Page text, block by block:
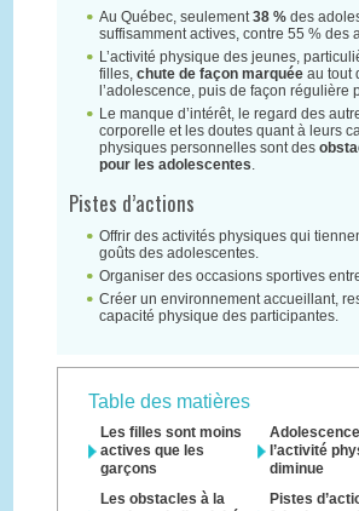
Au Québec, seulement 38 %des
suffisamment actives, contre 55 % des
L’activité physique des jeunes,
filles, chute de façon marquéeau tout
l’adolescence, puis de façon régulière
Le manque d’intérêt, le regard des
corporelle et les doutes quant à leurs
physiques personnelles sont des
pour les adolescentes
Pistes d’actions
Offrir des activités physiques qui
goûts des adolescentes.
Organiser des occasions sportives
Créer un environnement accueillant,
capacité physique des participantes.
Table des matières
Les filles sont moins
actives que les
garçons
l’activité
diminue
Les obstacles à la
Pistes